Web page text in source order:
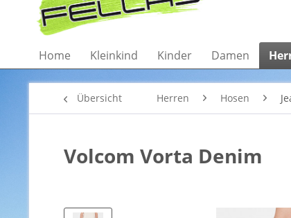
Home Kleinkind Kinder Damen
Übersicht Herren Hosen
Volcom Vorta Denim